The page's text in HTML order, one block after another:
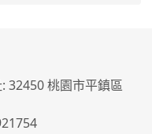
32450 桃園市平鎮區